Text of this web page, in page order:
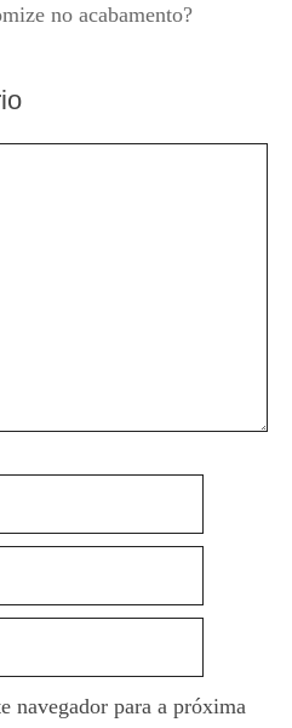
no acabamento?
navegador para a próxima